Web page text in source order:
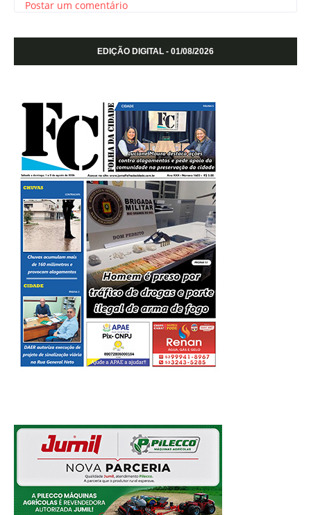
Postar um comentário
EDIÇÃO DIGITAL - 01/08/2026